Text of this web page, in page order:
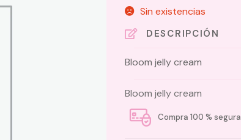
Sin existencias
DESCRIPCIÓN
Bloom jelly cream
Bloom jelly cream
Compra 100 % segura